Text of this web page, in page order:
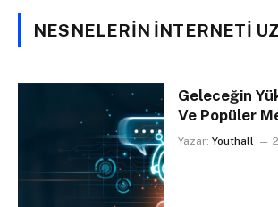
NESNELERIN İNTERNETI
Geleceğin
Ve Popüler
Yazar: Youthall